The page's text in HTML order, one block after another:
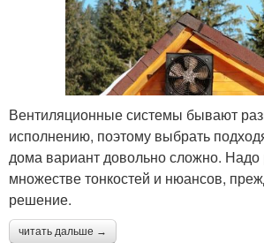
Вентиляционные системы бывают
исполнению, поэтому выбрать
дома вариант довольно сложно. Надо
множестве тонкостей и нюансов,
решение.
читать дальше →